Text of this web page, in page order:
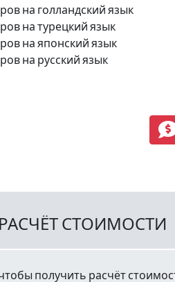
на голландский язык
на турецкий язык
на японский язык
на русский язык
СТОИМОСТИ
получить расчёт